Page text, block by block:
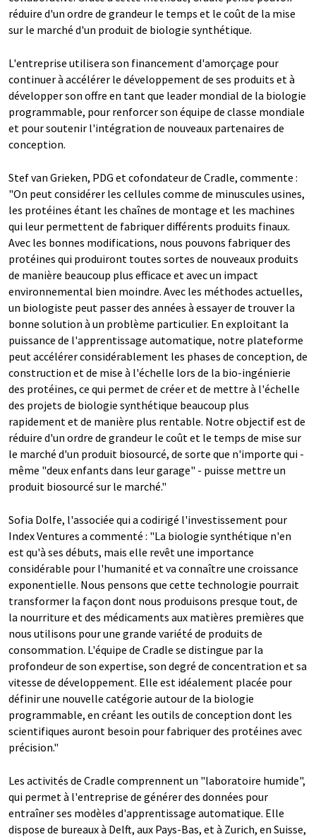
réduire d'un ordre de grandeur le temps et le coût de la mise
sur le marché d'un produit de biologie synthétique.
L'entreprise utilisera son financement d'amorçage pour
continuer à accélérer le développement de ses produits et à
développer son offre en tant que leader mondial de la biologie
programmable, pour renforcer son équipe de classe mondiale
et pour soutenir l'intégration de nouveaux partenaires de
conception.
Stef van Grieken, PDG et cofondateur de Cradle, commente :
"On peut considérer les cellules comme de minuscules usines,
les protéines étant les chaînes de montage et les machines
qui leur permettent de fabriquer différents produits finaux.
Avec les bonnes modifications, nous pouvons fabriquer des
protéines qui produiront toutes sortes de nouveaux produits
de manière beaucoup plus efficace et avec un impact
environnemental bien moindre. Avec les méthodes actuelles,
un biologiste peut passer des années à essayer de trouver la
bonne solution à un problème particulier. En exploitant la
puissance de l'apprentissage automatique, notre plateforme
peut accélérer considérablement les phases de conception, de
construction et de mise à l'échelle lors de la bio-ingénierie
des protéines, ce qui permet de créer et de mettre à l'échelle
des projets de biologie synthétique beaucoup plus
rapidement et de manière plus rentable. Notre objectif est de
réduire d'un ordre de grandeur le coût et le temps de mise sur
le marché d'un produit biosourcé, de sorte que n'importe qui -
même "deux enfants dans leur garage" - puisse mettre un
produit biosourcé sur le marché."
Sofia Dolfe, l'associée qui a codirigé l'investissement pour
Index Ventures a commenté : "La biologie synthétique n'en
est qu'à ses débuts, mais elle revêt une importance
considérable pour l'humanité et va connaître une croissance
exponentielle. Nous pensons que cette technologie pourrait
transformer la façon dont nous produisons presque tout, de
la nourriture et des médicaments aux matières premières que
nous utilisons pour une grande variété de produits de
consommation. L'équipe de Cradle se distingue par la
profondeur de son expertise, son degré de concentration et sa
vitesse de développement. Elle est idéalement placée pour
définir une nouvelle catégorie autour de la biologie
programmable, en créant les outils de conception dont les
scientifiques auront besoin pour fabriquer des protéines avec
précision."
Les activités de Cradle comprennent un "laboratoire humide",
qui permet à l'entreprise de générer des données pour
entraîner ses modèles d'apprentissage automatique. Elle
dispose de bureaux à Delft, aux Pays-Bas, et à Zurich, en Suisse,